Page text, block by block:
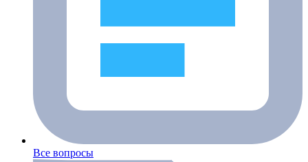
Все вопросы